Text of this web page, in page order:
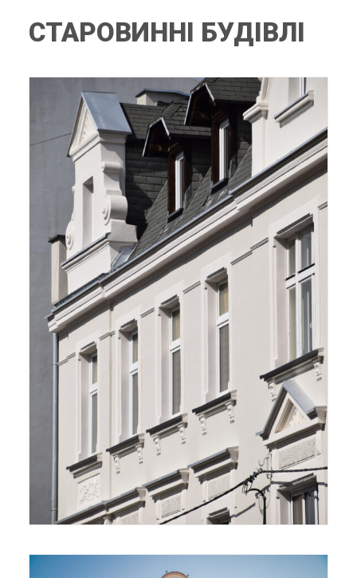
СТАРОВИННІ БУДІВЛІ